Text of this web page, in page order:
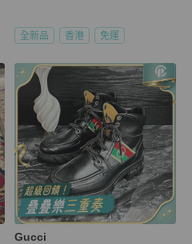
全新品 香港 免運
Gucci